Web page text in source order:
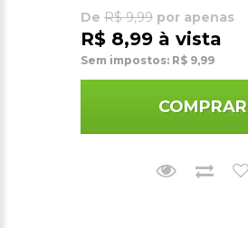
De R$ 9,99 por apenas
R$ 8,99 à vista
Sem impostos: R$ 9,99
COMPRAR